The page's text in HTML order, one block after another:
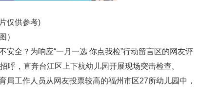
仅供参考)
）
全？为响应“一月一选 你点我检”行动留言区的网友评
呼，直奔台江区上下杭幼儿园开展现场突击检查。
工作人员从网友投票较高的福州市区27所幼儿园中，